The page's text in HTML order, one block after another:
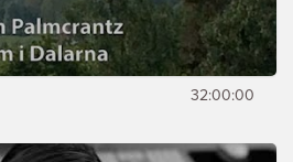
32:00:00